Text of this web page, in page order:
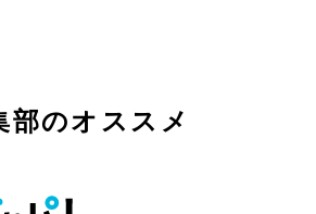
部のオススメ